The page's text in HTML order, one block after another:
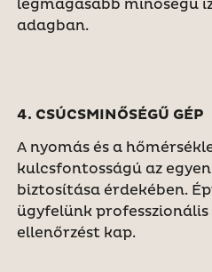
legmagasabb minőségű
adagban.
4. CSÚCSMINŐSÉGŰ GÉP
A nyomás és a
kulcsfontosságú az
biztosítása érdekében.
ügyfelünk
ellenőrzést kap.